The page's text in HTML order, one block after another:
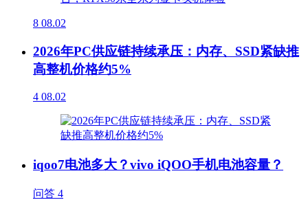
8 08.02
2026年PC供应链持续承压：内存、SSD紧缺推
高整机价格约5%
4 08.02
iqoo7电池多大？vivo iQOO手机电池容量？
问答 4